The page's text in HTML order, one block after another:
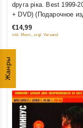
Жанры
out
5
dруга ріка. Best 1999-
+ DVD) (Подарочное
€14,99
inkl. Mwst., zzgl. Versand